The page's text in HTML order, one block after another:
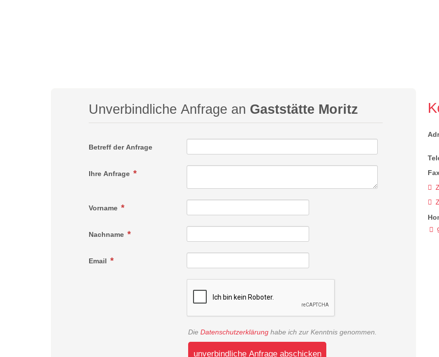
Unverbindliche Anfrage an Gaststätte Moritz
Betreff der Anfrage
Ihre Anfrage
Vorname
Nachname
Email
DieDatenschutzerklärung habe ich zur Kenntnis genommen.
unverbindliche Anfrage abschicken